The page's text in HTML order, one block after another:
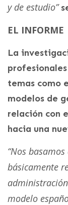
y de estudio”
EL INFORME
La
temas como
modelos de
relación con
hacia una
“Nos
básicamente
modelo